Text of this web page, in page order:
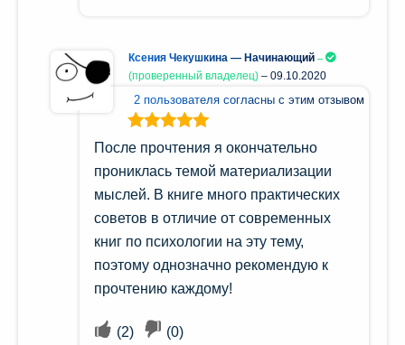
Ксения Чекушкина — Начинающий
(проверенный владелец) – 09.10.2020
2 пользователя согласны с этим отзывом
Оценка5из
После прочтения я окончательно
прониклась темой материализации
мыслей. В книге много практических
советов в отличие от современных
книг по психологии на эту тему,
поэтому однозначно рекомендую к
прочтению каждому!
(2) (0)